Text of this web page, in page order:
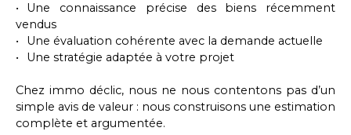
Une connaissance précise des biens récemment
vendus
Une évaluation cohérente avec la demande actuelle
Une stratégie adaptée à votre projet
Chez immo déclic, nous ne nous contentons pas d’un
simple avis de valeur : nous construisons une estimation
complète et argumentée.